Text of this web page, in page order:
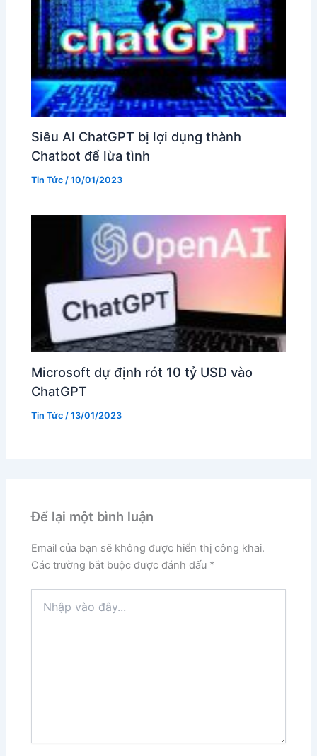
Siêu AI ChatGPT bị lợi dụng thành
Chatbot để lừa tình
Tin Tức /10/01/2023
Microsoft dự định rót 10 tỷ USD vào
ChatGPT
Tin Tức /13/01/2023
Để lại một bình luận
Email của bạn sẽ không được hiển thị công khai.
Các trường bắt buộc được đánh dấu *
vào